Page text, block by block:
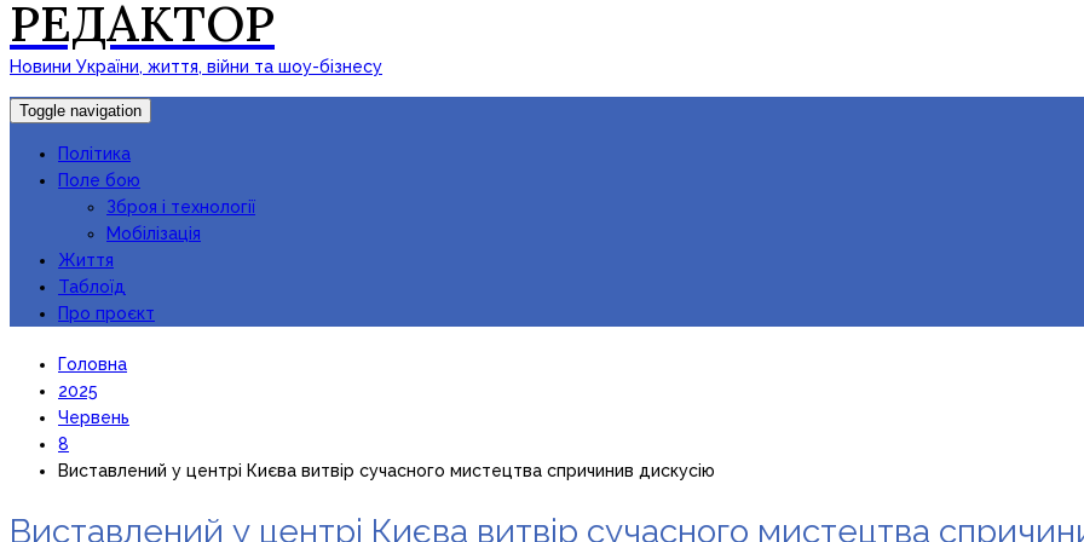
РЕДАКТОР
Новини України, життя, війни та шоу-бізнесу
Toggle navigation
Політика
Поле бою
Зброя і технології
Мобілізація
Життя
Таблоїд
Про проєкт
Головна
2025
Червень
8
Виставлений у центрі Києва витвір сучасного мистецтва спричинив дискусію
Виставлений у центрі Києва витвір сучасного мистецтва